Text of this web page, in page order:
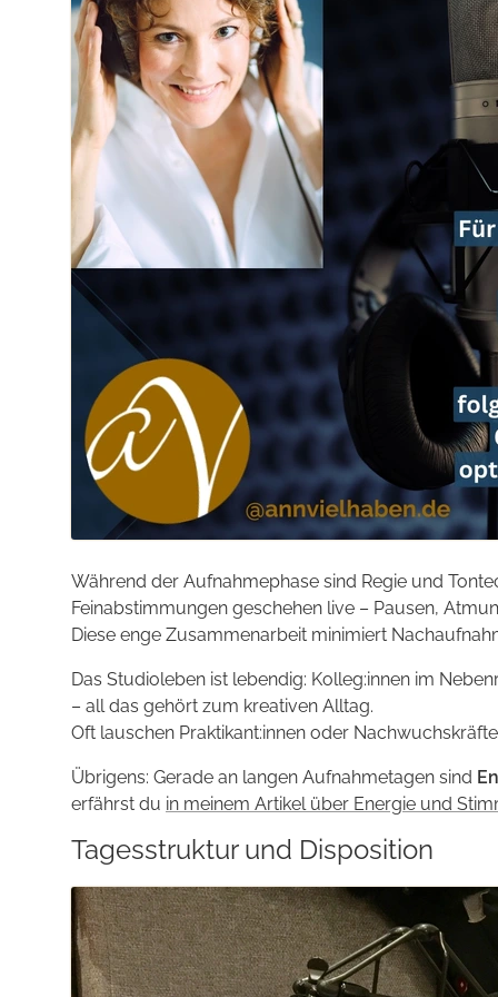
Während der Aufnahme­phase sind Regie und
Fein­abstimmungen geschehen live – Pausen,
Diese enge Zusammen­arbeit minimiert
Das Studioleben ist lebendig: Kolleg:innen im
– all das gehört zum kreativen Alltag.
Oft lauschen Praktikant:innen oder
Übrigens: Gerade an langen Aufnahme­tagen sind
erfährst du in meinem Artikel über Energie und
Tagesstruktur und Disposition